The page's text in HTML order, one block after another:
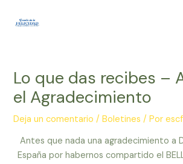
Lo que das recibes –
el Agradecimiento
Deja un comentario /Boletines / Por
Antes que nada una agradecimiento a
España por habernos compartido el